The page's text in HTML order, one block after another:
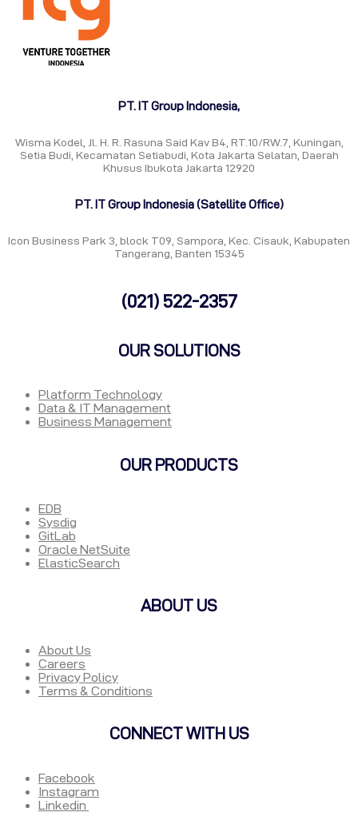
PT. IT Group Indonesia,
Wisma Kodel, Jl. H. R. Rasuna Said Kav B4, RT.10/RW.7, Kuningan,
Setia Budi, Kecamatan Setiabudi, Kota Jakarta Selatan, Daerah
Khusus Ibukota Jakarta 12920
PT. IT Group Indonesia (Satellite Office)
Icon Business Park 3, block T09, Sampora, Kec. Cisauk, Kabupaten
Tangerang, Banten 15345
(021) 522-2357
OUR SOLUTIONS
Platform Technology
Data & IT Management
Business Management
OUR PRODUCTS
EDB
Sysdig
GitLab
Oracle NetSuite
ElasticSearch
ABOUT US
About Us
Careers
Privacy Policy
Terms & Conditions
CONNECT WITH US
Facebook
Instagram
Linkedin